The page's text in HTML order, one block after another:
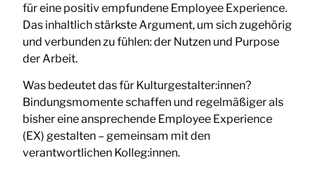
für eine positiv empfundene Employee Experience.
Das inhaltlich stärkste Argument, um sich zugehörig
und verbunden zu fühlen: der Nutzen und Purpose
der Arbeit.
Was bedeutet das für Kulturgestalter:innen?
Bindungsmomente schaffen und regelmäßiger als
bisher eine ansprechende Employee Experience
(EX) gestalten – gemeinsam mit den
verantwortlichen Kolleg:innen.